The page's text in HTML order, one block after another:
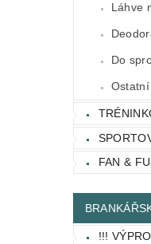
Láhve
Do
Ostatní
FAN &
!!!